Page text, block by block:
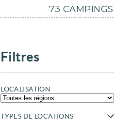
73
Filtres
LOCALISATION
TYPES DE LOCATIONS